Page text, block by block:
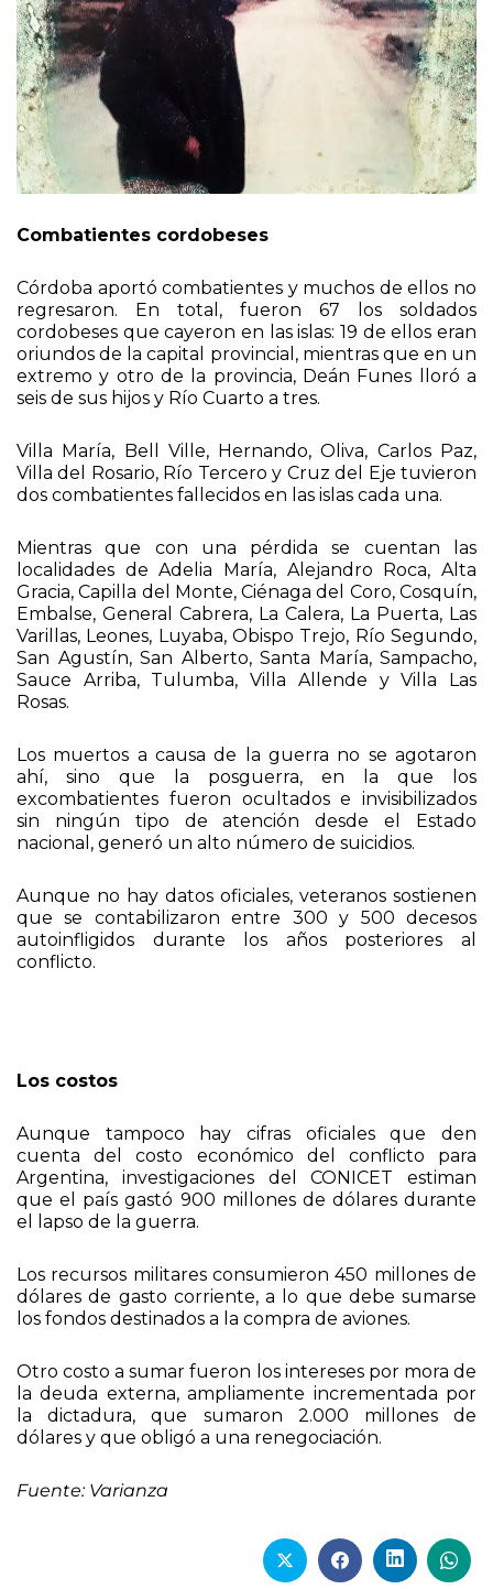
Combatientes cordobeses
Córdoba aportó combatientes y muchos de ellos no
regresaron. En total, fueron 67 los soldados
cordobeses que cayeron en las islas: 19 de ellos eran
oriundos de la capital provincial, mientras que en un
extremo y otro de la provincia, Deán Funes lloró a
seis de sus hijos y Río Cuarto a tres.
Villa María, Bell Ville, Hernando, Oliva, Carlos Paz,
Villa del Rosario, Río Tercero y Cruz del Eje tuvieron
dos combatientes fallecidos en las islas cada una.
Mientras que con una pérdida se cuentan las
localidades de Adelia María, Alejandro Roca, Alta
Gracia, Capilla del Monte, Ciénaga del Coro, Cosquín,
Embalse, General Cabrera, La Calera, La Puerta, Las
Varillas, Leones, Luyaba, Obispo Trejo, Río Segundo,
San Agustín, San Alberto, Santa María, Sampacho,
Sauce Arriba, Tulumba, Villa Allende y Villa Las
Rosas.
Los muertos a causa de la guerra no se agotaron
ahí, sino que la posguerra, en la que los
excombatientes fueron ocultados e invisibilizados
sin ningún tipo de atención desde el Estado
nacional, generó un alto número de suicidios.
Aunque no hay datos oficiales, veteranos sostienen
que se contabilizaron entre 300 y 500 decesos
autoinfligidos durante los años posteriores al
conflicto.
Los costos
Aunque tampoco hay cifras oficiales que den
cuenta del costo económico del conflicto para
Argentina, investigaciones del CONICET estiman
que el país gastó 900 millones de dólares durante
el lapso de la guerra.
Los recursos militares consumieron 450 millones de
dólares de gasto corriente, a lo que debe sumarse
los fondos destinados a la compra de aviones.
Otro costo a sumar fueron los intereses por mora de
la deuda externa, ampliamente incrementada por
la dictadura, que sumaron 2.000 millones de
dólares y que obligó a una renegociación.
Fuente: Varianza